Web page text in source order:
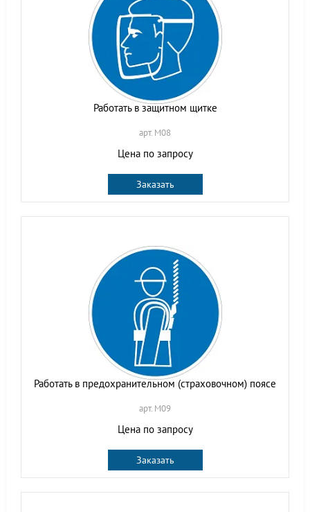
Работать в защитном щитке
арт. M08
Цена по запросу
Заказать
Работать в предохранительном (страховочном) поясе
арт. M09
Цена по запросу
Заказать